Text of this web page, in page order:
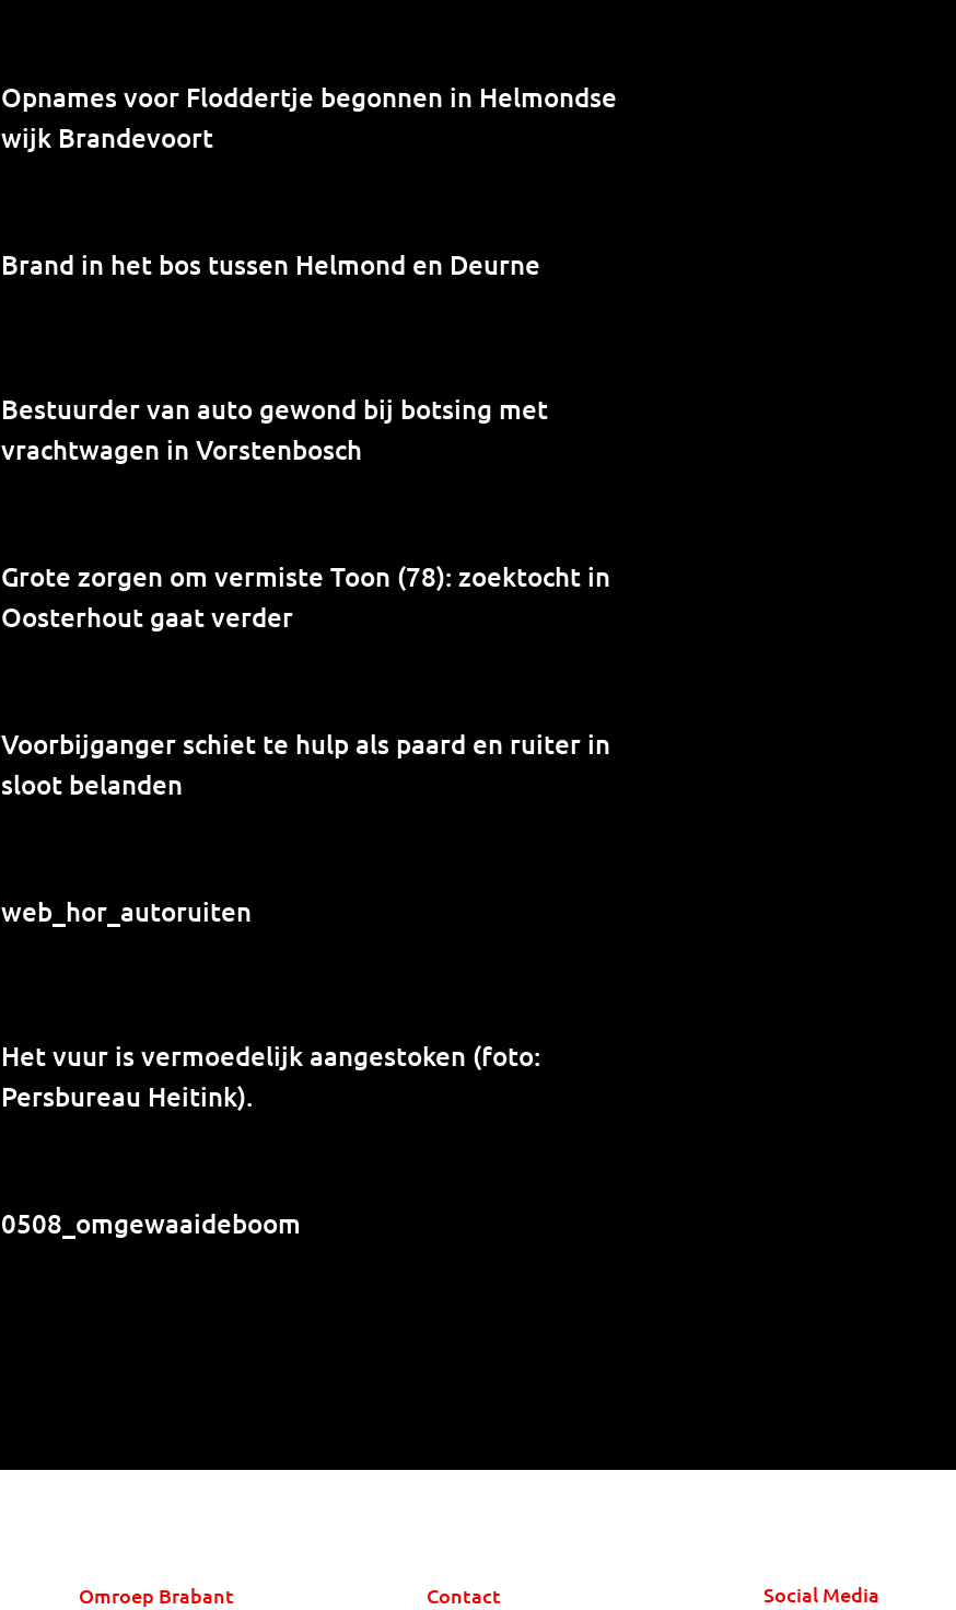
Opnames voor Floddertje begonnen in Helmondse
wijk Brandevoort
Brand in het bos tussen Helmond en Deurne
Bestuurder van auto gewond bij botsing met
vrachtwagen in Vorstenbosch
Grote zorgen om vermiste Toon (78): zoektocht in
Oosterhout gaat verder
Voorbijganger schiet te hulp als paard en ruiter in
sloot belanden
web_hor_autoruiten
Het vuur is vermoedelijk aangestoken (foto:
Persbureau Heitink).
0508_omgewaaideboom
Omroep Brabant Contact Social Media